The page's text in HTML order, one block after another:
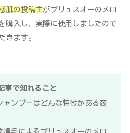
肌の投稿主がプリュスオーのメロ
購入し、実際に使用しましたので
きます。
事で知れること
ャンプーはどんな特徴がある商
燥毛によるプリュスオーのメロ